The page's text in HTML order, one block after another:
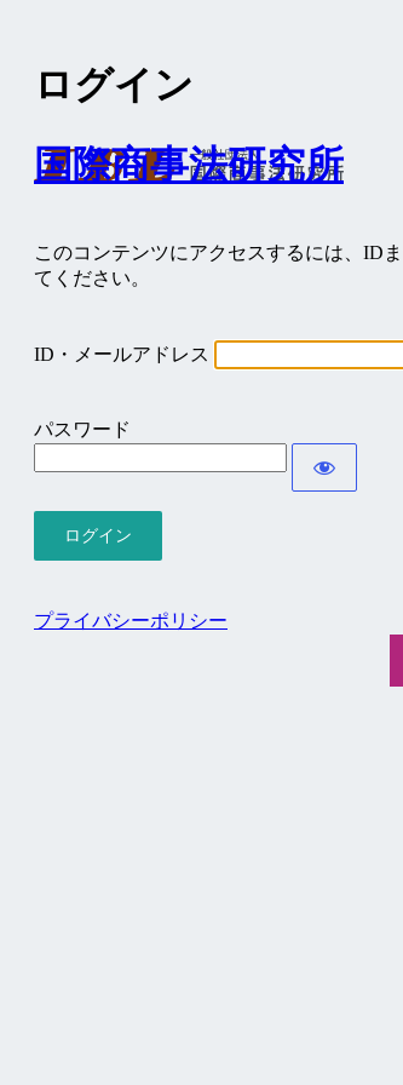
ログイン
国際商事法研究所
このコンテンツにアクセスするには、ID
てください。
ID・メールアドレス
パスワード
プライバシーポリシー